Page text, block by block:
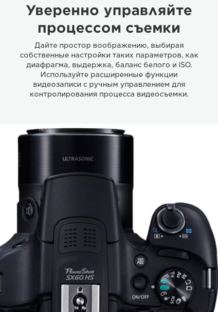
Уверенно управляйте
процессом съемки
Дайте простор воображению, выбирая
собственные настройки таких параметров, как
диафрагма, выдержка, баланс белого и ISO.
Используйте расширенные функции
видеозаписи с ручным управлением для
контролирования процесса видеосъемки.